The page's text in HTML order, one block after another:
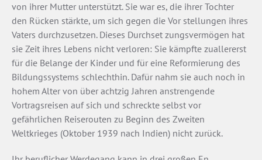
von ihrer Mutter unterstützt. Sie war es, die ihrer Tochter
den Rücken stärkte, um sich gegen die Vor­ stellungen ihres
Vaters durchzusetzen. Dieses Durchset­ zungsvermögen hat
sie Zeit ihres Lebens nicht verloren: Sie kämpfte zuallererst
für die Belange der Kinder und für eine Reformierung des
Bildungssystems schlechthin. Dafür nahm sie auch noch in
hohem Alter von über achtzig Jahren anstrengende
Vortragsreisen auf sich und schreckte selbst vor
gefährlichen Reiserouten zu Beginn des Zweiten
Weltkrieges (Oktober 1939 nach Indien) nicht zurück.